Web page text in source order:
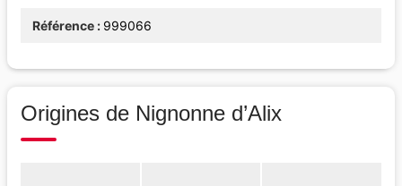
Référence 999066
Origines de Nignonne d’Alix